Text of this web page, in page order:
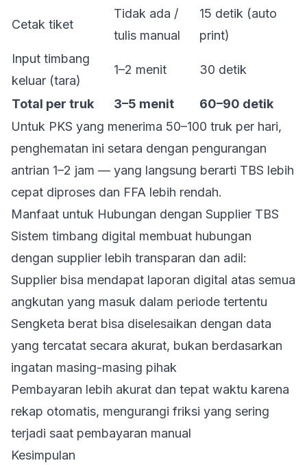
Cetak tiket
Tidak ada /
tulis manual
15 detik (auto
print)
Input timbang
keluar (tara)
1–2 menit 30 detik
Total per truk 3–5 menit
60–90 detik
Untuk PKS yang menerima 50–100 truk per hari,
penghematan ini setara dengan pengurangan
antrian 1–2 jam — yang langsung berarti TBS lebih
cepat diproses dan FFA lebih rendah.
Manfaat untuk Hubungan dengan Supplier TBS
Sistem timbang digital membuat hubungan
dengan supplier lebih transparan dan adil:
Supplier bisa mendapat laporan digital atas semua
angkutan yang masuk dalam periode tertentu
Sengketa berat bisa diselesaikan dengan data
yang tercatat secara akurat, bukan berdasarkan
ingatan masing-masing pihak
Pembayaran lebih akurat dan tepat waktu karena
rekap otomatis, mengurangi friksi yang sering
terjadi saat pembayaran manual
Kesimpulan